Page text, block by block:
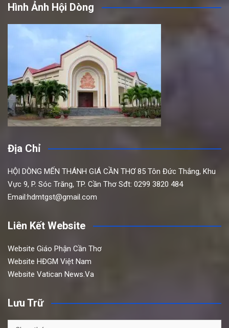
Hình Ảnh Hội Dòng
Địa Chỉ
HỘI DÒNG MẾN THÁNH GIÁ CẦN THƠ 85 Tôn Đức Thắng, Khu
Vực 9, P. Sóc Trăng, TP. Cần Thơ Sđt: 0299 3820 484
Email:hdmtgst@gmail.com
Liên Kết Website
Website Giáo Phận Cần Thơ
Website HĐGM Việt Nam
Website Vatican News.Va
Lưu Trữ
Lưu